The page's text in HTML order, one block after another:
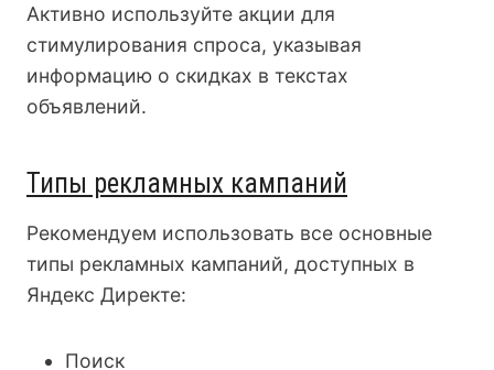
Активно используйте акции для
стимулирования спроса, указывая
информацию о скидках в текстах
объявлений.
Типы рекламных кампаний
Рекомендуем использовать все основные
типы рекламных кампаний, доступных в
Яндекс Директе:
Поиск